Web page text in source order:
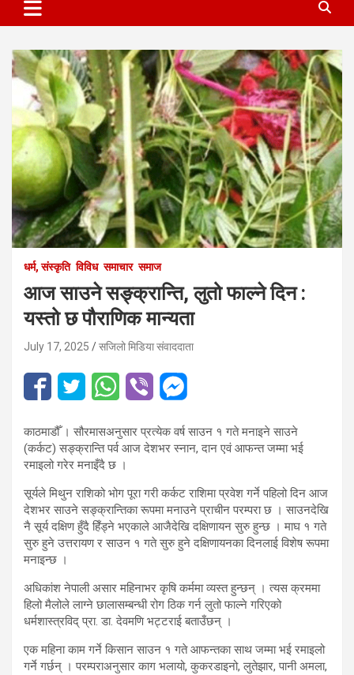
धर्म, संस्कृति विविध समाचार समाज
आज साउने सङ्क्रान्ति, लुतो फाल्ने दिन :
यस्तो छ पौराणिक मान्यता
July 17, 2025 सजिलो मिडिया संवाददाता
काठमाडौँ । सौरमासअनुसार प्रत्येक वर्ष साउन १ गते मनाइने साउने
(कर्कट) सङ्क्रान्ति पर्व आज देशभर स्नान, दान एवं आफन्त जम्मा भई
रमाइलो गरेर मनाइँदै छ ।
सूर्यले मिथुन राशिको भोग पूरा गरी कर्कट राशिमा प्रवेश गर्ने पहिलो दिन आज
देशभर साउने सङ्क्रान्तिका रूपमा मनाउने प्राचीन परम्परा छ । साउनदेखि
नै सूर्य दक्षिण हुँदै हिँड्ने भएकाले आजैदेखि दक्षिणायन सुरु हुन्छ । माघ १ गते
सुरु हुने उत्तरायण र साउन १ गते सुरु हुने दक्षिणायनका दिनलाई विशेष रूपमा
मनाइन्छ ।
अधिकांश नेपाली असार महिनाभर कृषि कर्ममा व्यस्त हुन्छन् । त्यस क्रममा
हिलो मैलोले लाग्ने छालासम्बन्धी रोग ठिक गर्न लुतो फाल्ने गरिएको
धर्मशास्त्रविद् प्रा. डा. देवमणि भट्टराई बताउँछन् ।
एक महिना काम गर्ने किसान साउन १ गते आफन्तका साथ जम्मा भई रमाइलो
गर्ने गर्छन् । परम्पराअनुसार काग भलायो, कुकरडाइनो, लुतेझार, पानी अमला,